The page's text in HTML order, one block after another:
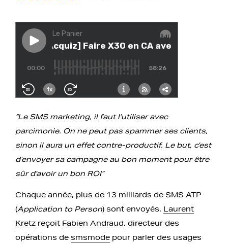
“Le SMS marketing, il faut l’utiliser avec
parcimonie. On ne peut pas spammer ses clients,
sinon il aura un effet contre-productif. Le but, c’est
d’envoyer sa campagne au bon moment pour être
sûr d’avoir un bon ROI”
Chaque année, plus de 13 milliards de SMS ATP
(Application to Person) sont envoyés. Laurent
Kretz reçoit Fabien Andraud, directeur des
opérations de smsmode pour parler des usages